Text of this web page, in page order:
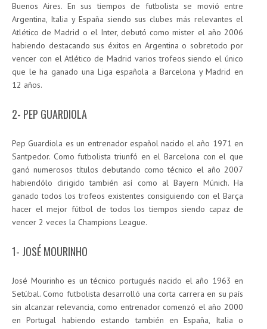
Buenos Aires. En sus tiempos de futbolista se movió entre
Argentina, Italia y España siendo sus clubes más relevantes el
Atlético de Madrid o el Inter, debutó como mister el año 2006
habiendo destacando sus éxitos en Argentina o sobretodo por
vencer con el Atlético de Madrid varios trofeos siendo el único
que le ha ganado una Liga española a Barcelona y Madrid en
12 años.
2- PEP GUARDIOLA
Pep Guardiola es un entrenador español nacido el año 1971 en
Santpedor. Como futbolista triunfó en el Barcelona con el que
ganó numerosos títulos debutando como técnico el año 2007
habiendólo dirigido también así como al Bayern Múnich. Ha
ganado todos los trofeos existentes consiguiendo con el Barça
hacer el mejor fútbol de todos los tiempos siendo capaz de
vencer 2 veces la Champions League.
1- JOSÉ MOURINHO
José Mourinho es un técnico portugués nacido el año 1963 en
Setúbal. Como futbolista desarrolló una corta carrera en su país
sin alcanzar relevancia, como entrenador comenzó el año 2000
en Portugal habiendo estando también en España, Italia o